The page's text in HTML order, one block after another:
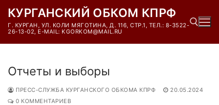
содержимому
КУРГАНСКИЙ ОБКОМ КПРФ
Г. КУРГАН, УЛ. КОЛИ МЯГОТИНА, Д. 116, СТР.1, ТЕЛ.: 8-3522-
26-13-02, E-MAIL: KGORKOM@MAIL.RU
Отчеты и выборы
ПРЕСС-СЛУЖБА КУРГАНСКОГО ОБКОМА КПРФ
20.05.2024
0 КОММЕНТАРИЕВ